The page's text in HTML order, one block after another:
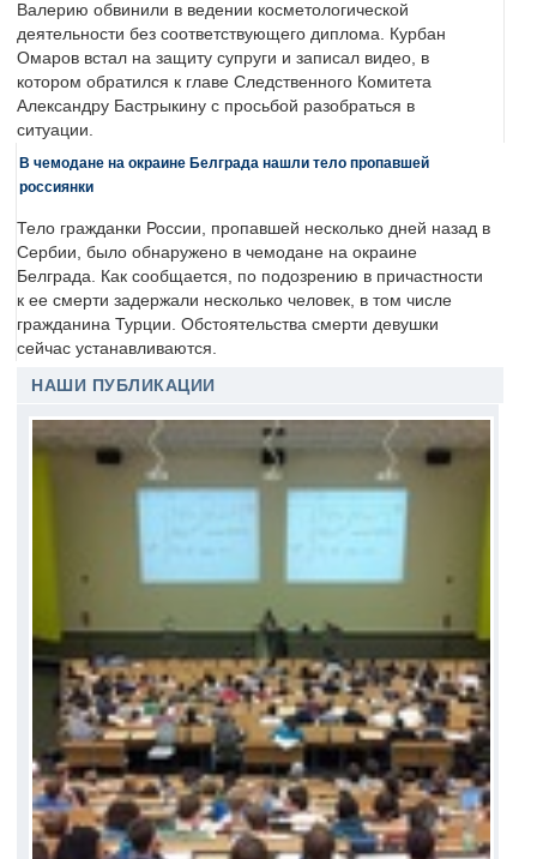
Валерию обвинили в ведении косметологической
деятельности без соответствующего диплома. Курбан
Омаров встал на защиту супруги и записал видео, в
котором обратился к главе Следственного Комитета
Александру Бастрыкину с просьбой разобраться в
ситуации.
В чемодане на окраине Белграда нашли тело пропавшей
россиянки
Тело гражданки России, пропавшей несколько дней назад в
Сербии, было обнаружено в чемодане на окраине
Белграда. Как сообщается, по подозрению в причастности
к ее смерти задержали несколько человек, в том числе
гражданина Турции. Обстоятельства смерти девушки
сейчас устанавливаются.
НАШИ ПУБЛИКАЦИИ